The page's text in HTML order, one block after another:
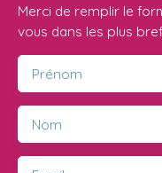
Merci de remplir le
vous dans les plus
Prénom
Nom